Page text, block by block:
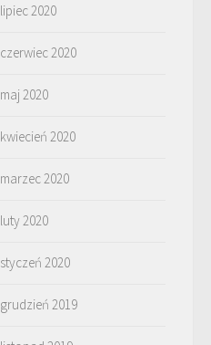
lipiec 2020
czerwiec 2020
maj 2020
kwiecień 2020
marzec 2020
luty 2020
styczeń 2020
grudzień 2019